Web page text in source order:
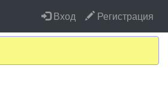
Вход Регистрация